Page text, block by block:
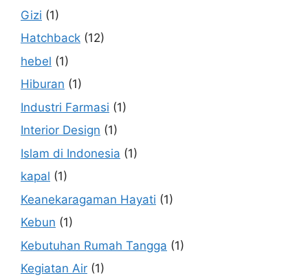
Gizi (1)
Hatchback (12)
hebel (1)
Hiburan (1)
Industri Farmasi (1)
Interior Design (1)
Islam di Indonesia (1)
kapal (1)
Keanekaragaman Hayati (1)
Kebun (1)
Kebutuhan Rumah Tangga (1)
Kegiatan Air (1)